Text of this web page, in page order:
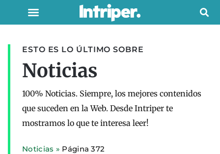
ESTO ES LO ÚLTIMO SOBRE
Noticias
100% Noticias. Siempre, los mejores contenidos
que suceden en la Web. Desde Intriper te
mostramos lo que te interesa leer!
Noticias » Página 372